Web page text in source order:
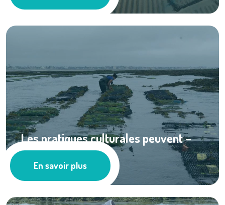
Les pratiques culturales peuvent –
elles ...
Ressources documentaires
En savoir plus